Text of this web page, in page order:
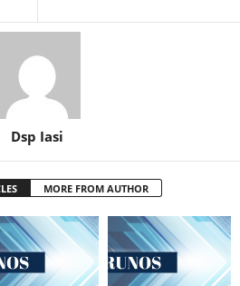
Dsp Iasi
MORE FROM AUTHOR